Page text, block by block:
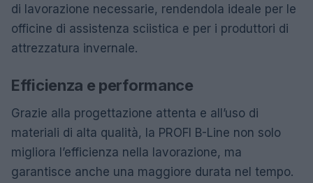
di lavorazione necessarie, rendendola ideale per le
officine di assistenza sciistica e per i produttori di
attrezzatura invernale.
Efficienza e performance
Grazie alla progettazione attenta e all’uso di
materiali di alta qualità, la PROFI B-Line non solo
migliora l’efficienza nella lavorazione, ma
garantisce anche una maggiore durata nel tempo.